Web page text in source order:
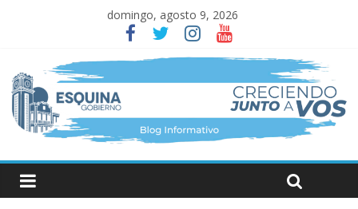
domingo, agosto 9, 2026